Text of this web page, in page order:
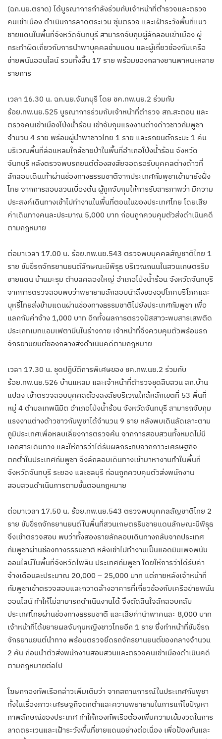
(ฉก.นย.ตราด) ได้บูรณาการกำลังร่วมกับเจ้าหน้าที่ตำรวจและตรวจ
คนเข้าเมือง ดำเนินการลาดตระเวน ซุ่มตรวจ และเฝ้าระวังพื้นที่แนว
ชายแดนในพื้นที่จังหวัดจันทบุรี สามารถจับกุมผู้ลักลอบเข้าเมือง ผู้
กระทำผิดเกี่ยวกับการนำพาบุคคลข้ามแดน และผู้เกี่ยวข้องกับเครือ
ข่ายพนันออนไลน์ รวมทั้งสิ้น 17 ราย พร้อมของกลางยานพาหนะหลาย
รายการ
เวลา 16.30 น. ฉก.นย.จันทบุรี โดย ชค.ทพ.นย.2 ร่วมกับ
ร้อย.ทพ.นย.525 บูรณาการร่วมกับเจ้าหน้าที่ตำรวจ สภ.สะตอน และ
ตรวจคนเข้าเมืองโป่งน้ำร้อน เข้าจับกุมแรงงานต่างด้าวชาวกัมพูชา
จำนวน 4 ราย พร้อมผู้นำพาชาวไทย 1 ราย และรถยนต์กระบะ 1 คัน
บริเวณพื้นที่ล่อแหลมใกล้ชายป่าในพื้นที่อำเภอโป่งน้ำร้อน จังหวัด
จันทบุรี หลังตรวจพบรถยนต์ต้องสงสัยจอดรอรับบุคคลต่างด้าวที่
ลักลอบเดินเท้าผ่านช่องทางธรรมชาติจากประเทศกัมพูชาเข้ามายังฝั่ง
ไทย จากการสอบสวนเบื้องต้น ผู้ถูกจับกุมให้การรับสารภาพว่า มีความ
ประสงค์เดินทางเข้าไปทำงานในพื้นที่ตอนในของประเทศไทย โดยเสีย
ค่าเดินทางคนละประมาณ 5,000 บาท ก่อนถูกควบคุมตัวส่งดำเนินคดี
ตามกฎหมาย
ต่อมาเวลา 17.00 น. ร้อย.ทพ.นย.543 ตรวจพบบุคคลสัญชาติไทย 1
ราย ขับขี่รถจักรยานยนต์ลักษณะมีพิรุธ บริเวณถนนในสวนเกษตรริม
ชายแดน บ้านมะรุม ตำบลคลองใหญ่ อำเภอโป่งน้ำร้อน จังหวัดจันทบุรี
จากการตรวจสอบพบว่าพยายามลักลอบนำสิ่งของอุปโภคบริโภคและ
บุหรี่ไทยส่งข้ามแดนผ่านช่องทางธรรมชาติไปยังประเทศกัมพูชา เพื่อ
แลกกับค่าจ้าง 1,000 บาท อีกทั้งผลการตรวจปัสสาวะพบสารเสพติด
ประเภทเมทแอมเฟตามีนในร่างกาย เจ้าหน้าที่จึงควบคุมตัวพร้อมรถ
จักรยานยนต์ของกลางส่งดำเนินคดีตามกฎหมาย
เวลา 17.30 น. ชุดปฏิบัติการพิเศษของ ชค.ทพ.นย.2 ร่วมกับ
ร้อย.ทพ.นย.526 บ้านแหลม และเจ้าหน้าที่ตำรวจชุดสืบสวน สภ.บ้าน
แปลง เข้าตรวจสอบบุคคลต้องสงสัยบริเวณใกล้หลักเขตที่ 53 พื้นที่
หมู่ 4 ตำบลเทพนิมิต อำเภอโป่งน้ำร้อน จังหวัดจันทบุรี สามารถจับกุม
แรงงานต่างด้าวชาวกัมพูชาได้จำนวน 9 ราย หลังพบเดินลัดเลาะตาม
ภูมิประเทศเพื่อหลบเลี่ยงการตรวจค้น จากการสอบสวนทั้งหมดไม่มี
เอกสารเดินทาง และให้การว่าได้รับผลกระทบจากภาวะเศรษฐกิจ
ตกต่ำในประเทศกัมพูชา จึงลักลอบเดินทางเข้ามาหางานทำในพื้นที่
จังหวัดจันทบุรี ระยอง และชลบุรี ก่อนถูกควบคุมตัวส่งพนักงาน
สอบสวนดำเนินการตามขั้นตอนกฎหมาย
ต่อมาเวลา 17.50 น. ร้อย.ทพ.นย.543 ตรวจพบบุคคลสัญชาติไทย 2
ราย ขับขี่รถจักรยานยนต์ในพื้นที่สวนเกษตรริมชายแดนลักษณะมีพิรุธ
จึงเข้าตรวจสอบ พบว่าทั้งสองรายลักลอบเดินทางกลับจากประเทศ
กัมพูชาผ่านช่องทางธรรมชาติ หลังเข้าไปทำงานเป็นแอดมินเพจพนัน
ออนไลน์ในพื้นที่จังหวัดไพลิน ประเทศกัมพูชา โดยให้การว่าได้รับค่า
จ้างเดือนละประมาณ 20,000 – 25,000 บาท แต่ภายหลังเจ้าหน้าที่
กัมพูชาเข้าตรวจสอบและกวาดล้างอาคารที่เกี่ยวข้องกับเครือข่ายพนัน
ออนไลน์ ทำให้ไม่สามารถดำเนินงานได้ จึงตัดสินใจลักลอบกลับ
ประเทศไทยผ่านช่องทางธรรมชาติ และเสียค่านำพาคนละ 8,000 บาท
เจ้าหน้าที่ได้ขยายผลจับกุมหญิงชาวไทยอีก 1 ราย ซึ่งทำหน้าที่ขับขี่รถ
จักรยานยนต์นำทาง พร้อมตรวจยึดรถจักรยานยนต์ของกลางจำนวน
2 คัน ก่อนนำตัวส่งพนักงานสอบสวนและตรวจคนเข้าเมืองดำเนินคดี
ตามกฎหมายต่อไป
โฆษกกองทัพเรือกล่าวเพิ่มเติมว่า จากสถานการณ์ในประเทศกัมพูชา
ทั้งในเรื่องภาวะเศรษฐกิจตกต่ำและความพยายามในการแก้ไขปัญหา
ภาพลักษณ์ของประเทศ ทำให้กองทัพเรือต้องเพิ่มความเข้มงวดในการ
ลาดตระเวนและเฝ้าระวังพื้นที่ชายแดนอย่างต่อเนื่อง เพื่อป้องกันและ